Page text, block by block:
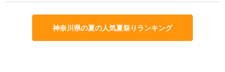
神奈川県の夏の人気夏祭りランキング